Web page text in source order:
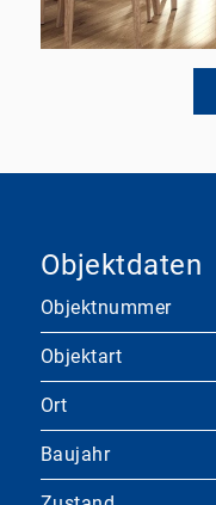
Objektdaten
Objektnummer
Objektart
Ort
Baujahr